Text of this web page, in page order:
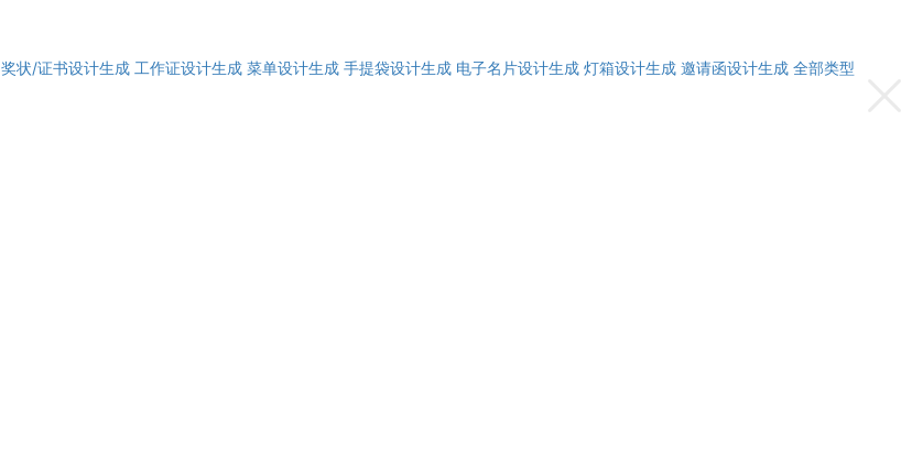
奖状/证书设计生成 工作证设计生成 菜单设计生成 手提袋设计生成 电子名片设计生成 灯箱设计生成 邀请函设计生成 全部类型